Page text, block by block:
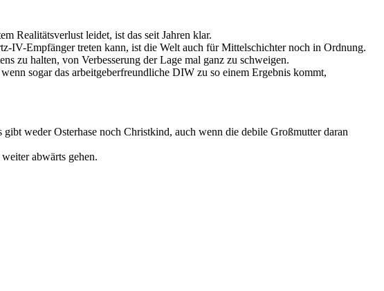
Realitätsverlust leidet, ist das seit Jahren klar.
IV-Empfänger treten kann, ist die Welt auch für Mittelschichter noch in Ordnung.
zu halten, von Verbesserung der Lage mal ganz zu schweigen.
sogar das arbeitgeberfreundliche DIW zu so einem Ergebnis kommt,
weder Osterhase noch Christkind, auch wenn die debile Großmutter daran
abwärts gehen.